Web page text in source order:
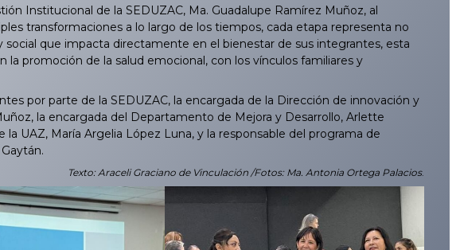
Institucional de la SEDUZAC, Ma. Guadalupe Ramírez Muñoz, al
transformaciones a lo largo de los tiempos, cada etapa representa no
que impacta directamente en el bienestar de sus integrantes, esta
promoción de la salud emocional, con los vínculos familiares y
por parte de la SEDUZAC, la encargada de la Dirección de innovación y
la encargada del Departamento de Mejora y Desarrollo, Arlette
la UAZ, María Argelia López Luna, y la responsable del programa de
Texto: Araceli Graciano de Vinculación /Fotos: Ma. Antonia Ortega Palacios.